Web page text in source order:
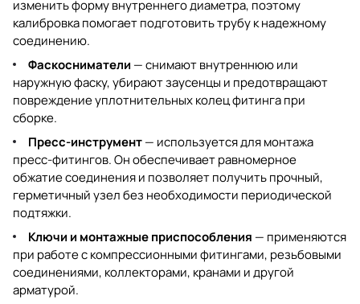
изменить форму внутреннего диаметра, поэтому
калибровка помогает подготовить трубу к надежному
соединению.
Фаскосниматели — снимают внутреннюю или
наружную фаску, убирают заусенцы и предотвращают
повреждение уплотнительных колец фитинга при
сборке.
Пресс-инструмент— используется для монтажа
пресс-фитингов. Он обеспечивает равномерное
обжатие соединения и позволяет получить прочный,
герметичный узел без необходимости периодической
подтяжки.
Ключи и монтажные приспособления — применяются
при работе с компрессионными фитингами, резьбовыми
соединениями, коллекторами, кранами и другой
арматурой.